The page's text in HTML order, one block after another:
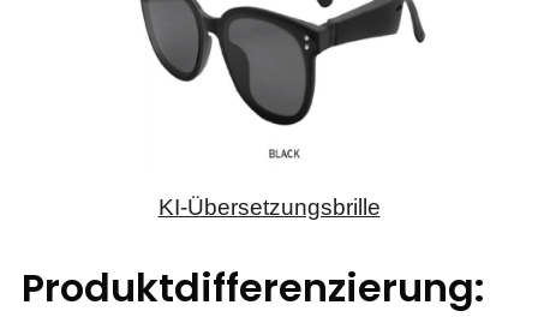
KI-Übersetzungsbrille
Produktdifferenzierung: